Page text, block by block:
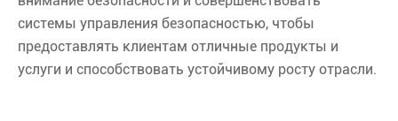
системы управления безопасностью, чтобы
предоставлять клиентам отличные продукты и
услуги и способствовать устойчивому росту отрасли.